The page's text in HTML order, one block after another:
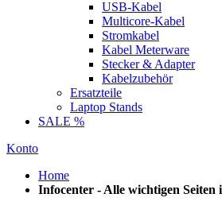
USB-Kabel
Multicore-Kabel
Stromkabel
Kabel Meterware
Stecker & Adapter
Kabelzubehör
Ersatzteile
Laptop Stands
SALE %
Konto
Home
Infocenter - Alle wichtigen Seiten